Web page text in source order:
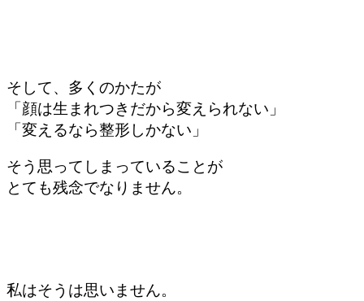
そして、多くのかたが
「顔は生まれつきだから変えられない」
「変えるなら整形しかない」
そう思って しまっていることが
とても残念でなりません。
私はそうは思いません。